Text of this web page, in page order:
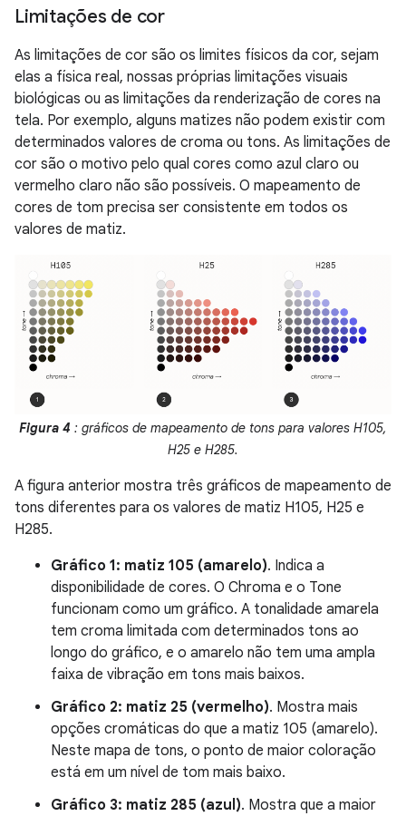
Limitações de cor
As limitações de cor são os limites físicos da cor, sejam
elas a física real, nossas próprias limitações visuais
biológicas ou as limitações da renderização de cores na
tela. Por exemplo, alguns matizes não podem existir com
determinados valores de croma ou tons. As limitações de
cor são o motivo pelo qual cores como azul claro ou
vermelho claro não são possíveis. O mapeamento de
cores de tom precisa ser consistente em todos os
valores de matiz.
Figura 4 : gráficos de mapeamento de tons para valores H105,
H25 e H285.
A figura anterior mostra três gráficos de mapeamento de
tons diferentes para os valores de matiz H105, H25 e
H285.
Gráfico 1: matiz 105 (amarelo). Indica a
disponibilidade de cores. O Chroma e o Tone
funcionam como um gráfico. A tonalidade amarela
tem croma limitada com determinados tons ao
longo do gráfico, e o amarelo não tem uma ampla
faixa de vibração em tons mais baixos.
Gráfico 2: matiz 25 (vermelho). Mostra mais
opções cromáticas do que a matiz 105 (amarelo).
Neste mapa de tons, o ponto de maior coloração
está em um nível de tom mais baixo.
Gráfico 3: matiz 285 (azul). Mostra que a maior